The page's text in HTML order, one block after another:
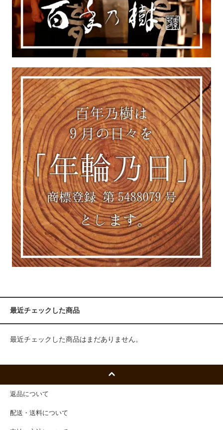
最近チェックした商品
最近チェックした商品はまだありません。
返品について
配送・送料について